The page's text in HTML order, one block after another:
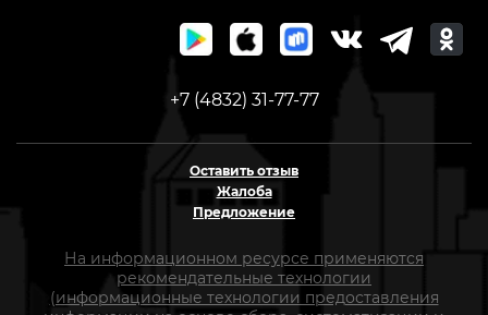
+7 (4832) 31-77-77
Оставить отзыв
Жалоба
Предложение
На информационном ресурсе применяются
рекомендательные технологии
(информационные технологии предоставления